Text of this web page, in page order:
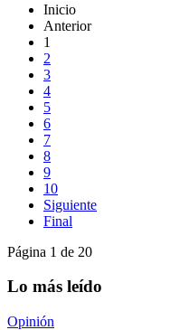
Inicio
Anterior
1
2
3
4
5
6
7
8
9
10
Siguiente
Final
Página 1 de 20
Lo más leído
Opinión